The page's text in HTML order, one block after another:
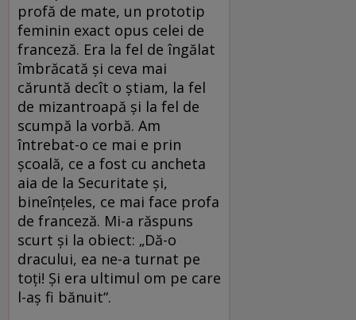
profă de mate, un prototip
feminin exact opus celei de
franceză. Era la fel de îngălat
îmbrăcată și ceva mai
căruntă decît o știam, la fel
de mizantroapă și la fel de
scumpă la vorbă. Am
întrebat-o ce mai e prin
școală, ce a fost cu ancheta
aia de la Securitate și,
bineînțeles, ce mai face profa
de franceză. Mi-a răspuns
scurt și la obiect: „Dă-o
dracului, ea ne-a turnat pe
toți! Și era ultimul om pe care
l-aș fi bănuit“.